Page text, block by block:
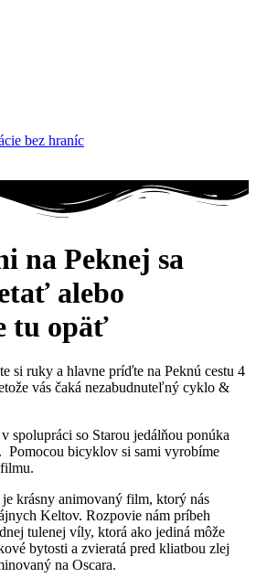
bez hraníc
na Peknej sa
alebo
tu opäť
si ruky a hlavne príďte na Peknú cestu 4
vás čaká nezabudnuteľný cyklo &
spolupráci so Starou jedálňou ponúka
Pomocou bicyklov si sami vyrobíme
krásny animovaný film, ktorý nás
Keltov. Rozpovie nám príbeh
tulenej víly, ktorá ako jediná môže
bytosti a zvieratá pred kliatbou zlej
na Oscara.